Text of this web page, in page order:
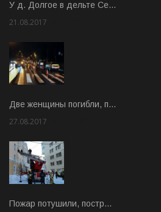
У д. Долгое в дельте Се…
21.08.2017
Две женщины погибли, п…
27.08.2017
Пожар потушили, постр…